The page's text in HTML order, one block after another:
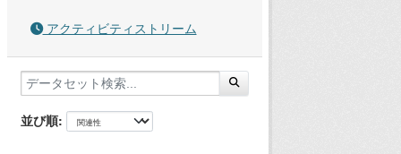
アクティビティストリーム
並び順